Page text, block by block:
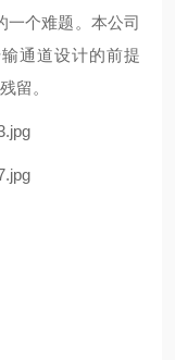
一个难题。本公司
通道设计的前提
留。